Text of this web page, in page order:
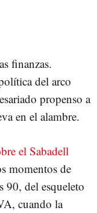
finanzas.
del arco
propenso a
en el alambre.
el Sabadell
momentos de
90, del esqueleto
cuando la